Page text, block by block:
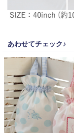
あわせてチェック♪